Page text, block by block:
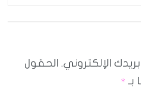
الإلكتروني. الحقول
بـ *